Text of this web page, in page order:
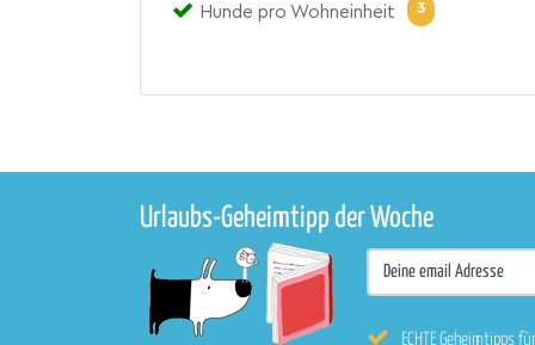
Hunde pro Wohneinheit
3
Urlaubs-Geheimtipp der Woche
ECHTE Geheimtipps